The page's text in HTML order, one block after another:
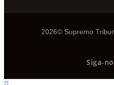
2026© Supremo
Siga-